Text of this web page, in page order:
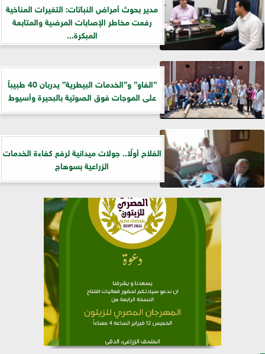
مدير بحوث أمراض النباتات: التغيرات المناخية
رفعت مخاطر الإصابات المرضية والمتابعة
المبكرة...
”الفاو” و”الخدمات البيطرية” يدربان 40 طبيباً
على الموجات فوق الصوتية بالبحيرة وأسيوط
الفلاح أولًا.. جولات ميدانية لرفع كفاءة الخدمات
الزراعية بسوهاج